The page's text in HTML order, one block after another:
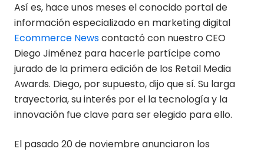
Así es, hace unos meses el conocido portal de
información especializado en marketing digital
Ecommerce Newscontactó con nuestro CEO
Diego Jiménez para hacerle partícipe como
jurado de la primera edición de los Retail Media
Awards. Diego, por supuesto, dijo que sí. Su larga
trayectoria, su interés por el la tecnología y la
innovación fue clave para ser elegido para ello.
El pasado 20 de noviembre anunciaron los